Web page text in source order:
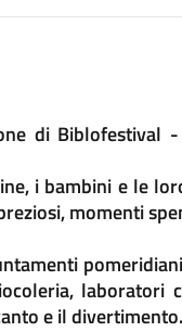
di Biblofestival
i bambini e le
momenti
laboratori
e il divertimento.